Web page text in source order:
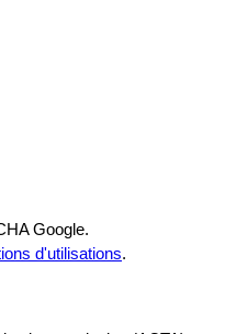
Google.
d'utilisations.